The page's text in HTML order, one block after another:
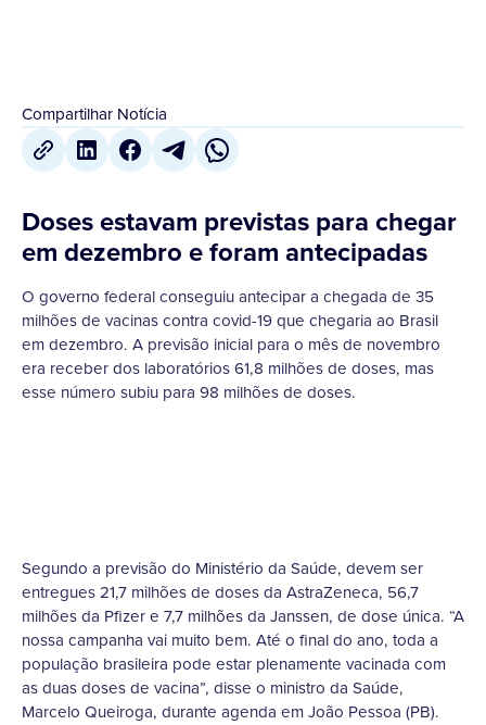
Compartilhar Notícia
Doses estavam previstas para chegar
em dezembro e foram antecipadas
O governo federal conseguiu antecipar a chegada de 35
milhões de vacinas contra covid-19 que chegaria ao Brasil
em dezembro. A previsão inicial para o mês de novembro
era receber dos laboratórios 61,8 milhões de doses, mas
esse número subiu para 98 milhões de doses.
Segundo a previsão do Ministério da Saúde, devem ser
entregues 21,7 milhões de doses da AstraZeneca, 56,7
milhões da Pfizer e 7,7 milhões da Janssen, de dose única. “A
nossa campanha vai muito bem. Até o final do ano, toda a
população brasileira pode estar plenamente vacinada com
as duas doses de vacina”, disse o ministro da Saúde,
Marcelo Queiroga, durante agenda em João Pessoa (PB).